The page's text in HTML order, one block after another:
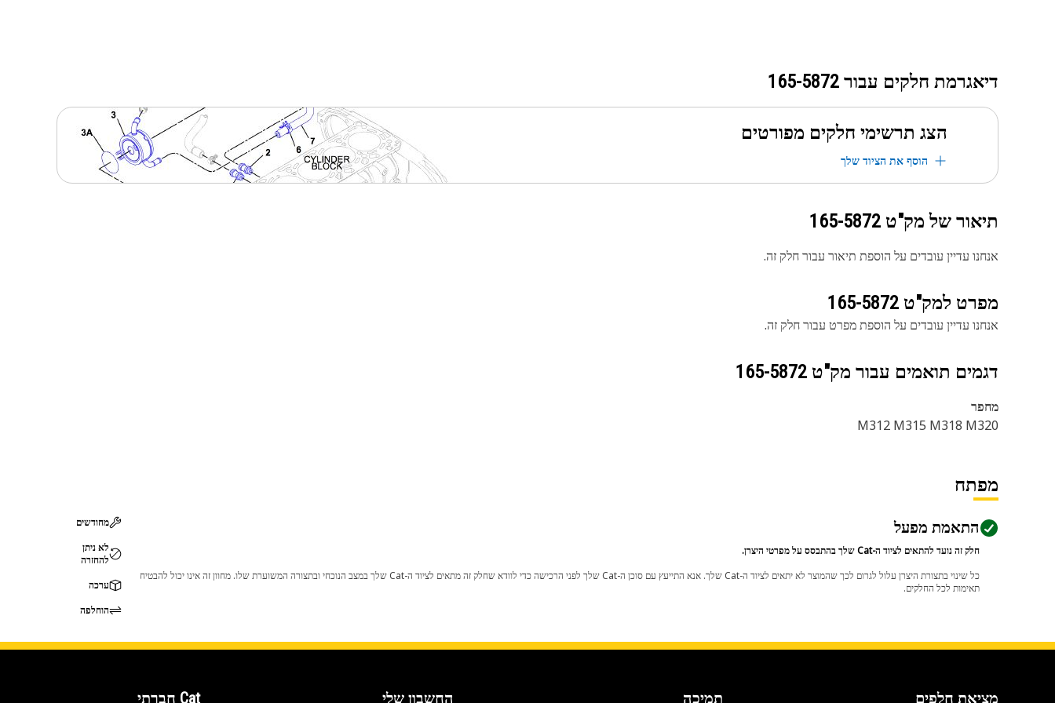
דיאגרמת חלקים עבור 165-5872
הצג תרשימי חלקים מפורטים
הוסף את הציוד שלך
תיאור של מק"ט 165-5872
אנחנו עדיין עובדים על הוספת תיאור עבור חלק זה.
מפרט למק"ט 165-5872
אנחנו עדיין עובדים על הוספת מפרט עבור חלק זה.
דגמים תואמים עבור מק"ט 165-5872
מחפר
M312 M315 M318 M320
מפתח
התאמת מפעל
חלק זה נועד להתאים לציוד ה-Cat שלך בהתבסס על מפרטי היצרן.
כל שינוי בתצורת היצרן עלול לגרום לכך שהמוצר לא יתאים לציוד ה-Cat שלך. אנא התייעץ עם סוכן ה-Cat שלך לפני הרכישה כדי לוודא שחלק זה מתאים לציוד ה-Cat שלך במצב הנוכחי ובתצורה המשוערת שלו. מחוון זה אינו יכול להבטיח
תאימות לכל החלקים.
מחודשים
לא ניתן
להחזרה
ערכה
הוחלפה
מציאת חלפים תמיכה החשבון שלי Cat חברתי